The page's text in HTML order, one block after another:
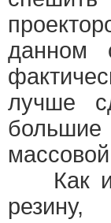
данном
лучше
Как